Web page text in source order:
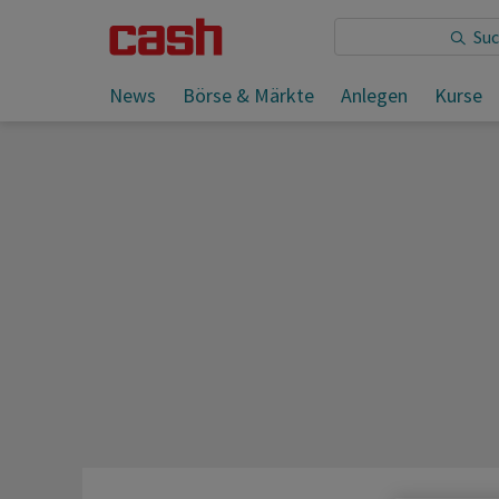
News Börse & Märkte Anlegen Kurse
Sie lesen: